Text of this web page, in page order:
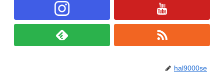
hal9000se